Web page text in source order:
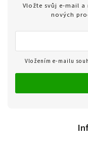
Vložte svůj e-mail
nových
Vložením e-mailu